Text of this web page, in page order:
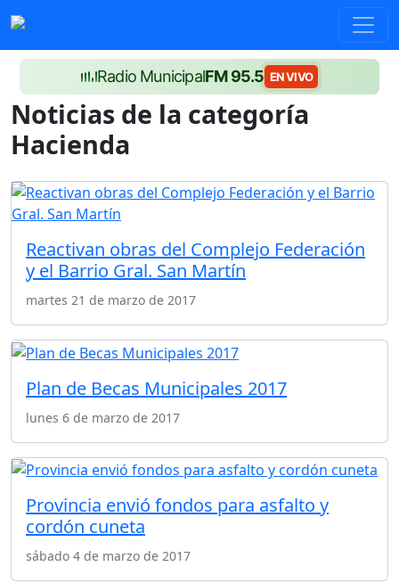
Radio MunicipalFM 95.5 EN VIVO
Noticias de la categoría
Hacienda
Reactivan obras del Complejo Federación
y el Barrio Gral. San Martín
martes 21 de marzo de 2017
Plan de Becas Municipales 2017
lunes 6 de marzo de 2017
Provincia envió fondos para asfalto y
cordón cuneta
sábado 4 de marzo de 2017